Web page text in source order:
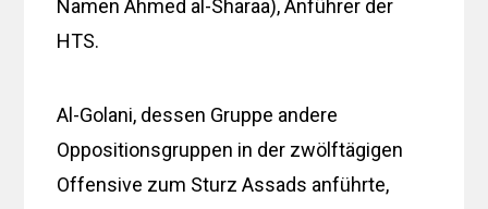
Namen Ahmed al-Sharaa), Anführer der
HTS.
Al-Golani, dessen Gruppe andere
Oppositionsgruppen in der zwölftägigen
Offensive zum Sturz Assads anführte,